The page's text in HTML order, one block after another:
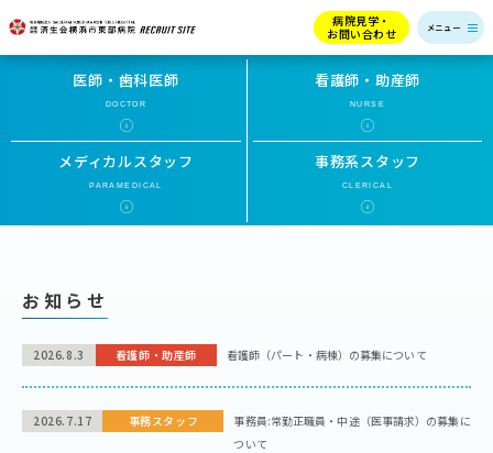
病院見学・
お問い合わせ
医師・歯科医師
DOCTOR
看護師・助産師
NURSE
メディカルスタッフ
PARAMEDICAL
事務系スタッフ
CLERICAL
お知らせ
2026.8.3 看護師・助産師 看護師（パート・病棟）の募集について
2026.7.17 事務スタッフ
事務員:常勤正職員・中途（医事請求）の募集に
ついて